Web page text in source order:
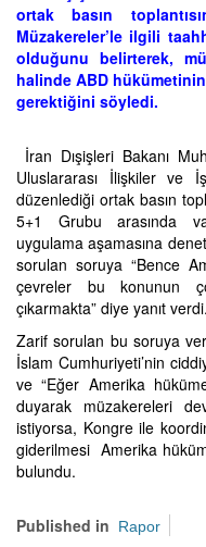
ortak basın
Müzakereler’le ilgili
olduğunu belirterek,
halinde ABD
gerektiğini söyledi.
İran Dışişleri Bakanı
Uluslararası İlişkiler ve
düzenlediği ortak basın
5+1 Grubu arasında
uygulama aşamasına
sorulan soruya “Bence
çevreler bu konunun
çıkarmakta” diye yanıt verdi.
Zarif sorulan bu soruya
İslam Cumhuriyeti’nin
ve “Eğer Amerika
duyarak müzakereleri
istiyorsa, Kongre ile
giderilmesi Amerika
bulundu.
Published in Rapor